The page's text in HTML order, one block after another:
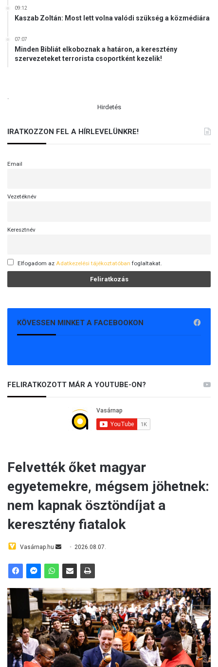
09:12
Kaszab Zoltán: Most lett volna valódi szükség a közmédiára
07:07
Minden Bibliát elkoboznak a határon, a keresztény
szervezeteket terrorista csoportként kezelik!
Hirdetés
IRATKOZZON FEL A HÍRLEVELÜNKRE!
Email
Vezetéknév
Keresztnév
Elfogadom az Adatkezelési tájékoztatóban foglaltakat.
KÖVESSEN MINKET A FACEBOOKON
FELIRATKOZOTT MÁR A YOUTUBE-ON?